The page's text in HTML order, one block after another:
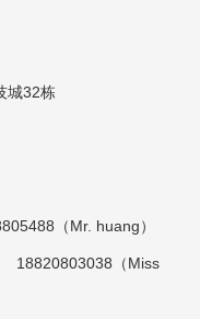
城32栋
（Mr. huang）
（Miss